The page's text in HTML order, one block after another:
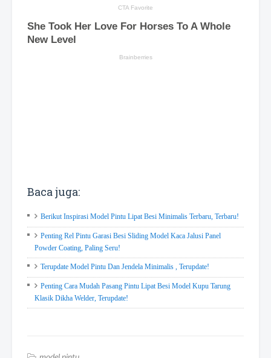
Baca juga:
Berikut Inspirasi Model Pintu Lipat Besi Minimalis Terbaru, Terbaru!
Penting Rel Pintu Garasi Besi Sliding Model Kaca Jalusi Panel
Powder Coating, Paling Seru!
Terupdate Model Pintu Dan Jendela Minimalis , Terupdate!
Penting Cara Mudah Pasang Pintu Lipat Besi Model Kupu Tarung
Klasik Dikha Welder, Terupdate!